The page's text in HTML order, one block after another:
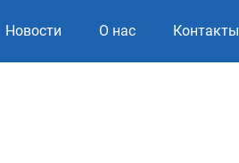
Новости О нас Контакты